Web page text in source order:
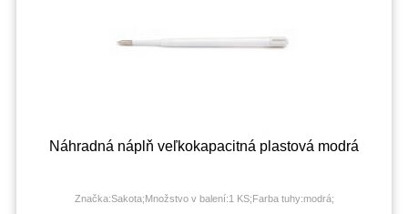
Náhradná náplň veľkokapacitná plastová modrá
Značka:Sakota;Množstvo v balení:1 KS;Farba tuhy:modrá;